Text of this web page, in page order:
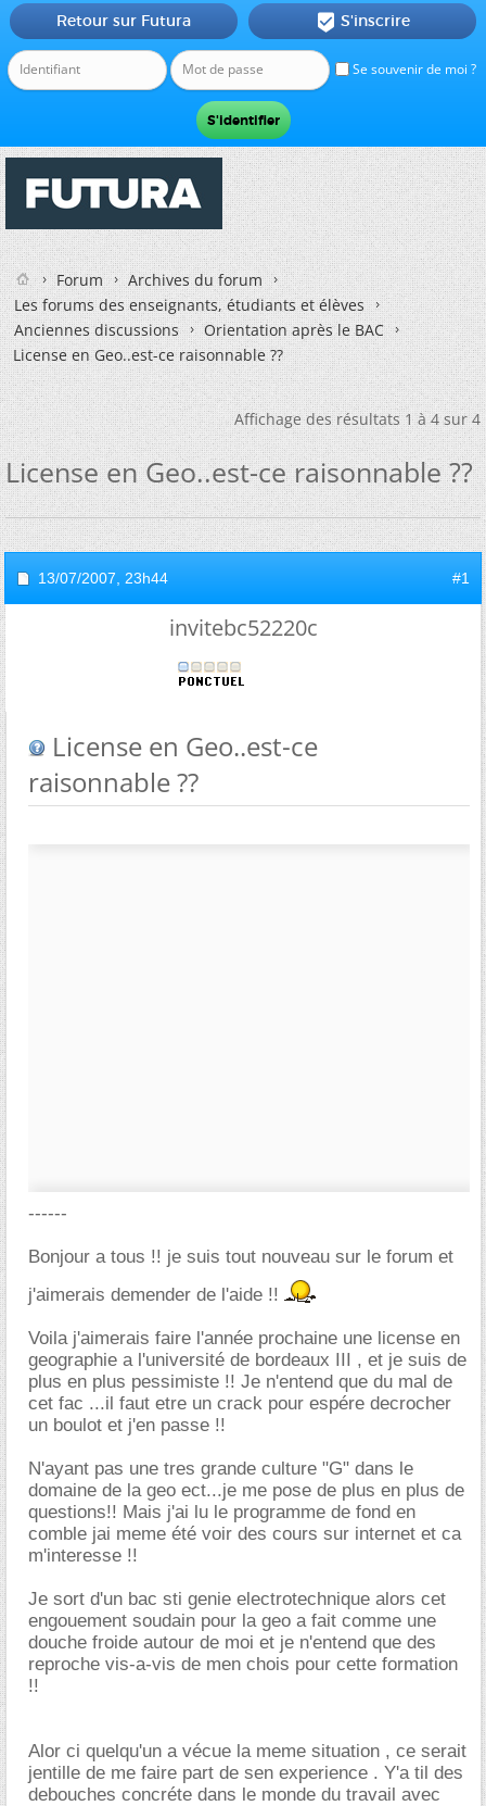
Se souvenir de moi ?
Retour sur Futura  S'inscrire
Forum
Archives du forum
Les forums des enseignants, étudiants et élèves
Anciennes discussions
Orientation après le BAC
License en Geo..est-ce raisonnable ??
Affichage des résultats 1 à 4 sur 4
License en Geo..est-ce raisonnable ??
13/07/2007, 23h44 #1
invitebc52220c
License en Geo..est-ce
raisonnable ??
------
Bonjour a tous !! je suis tout nouveau sur le forum et
j'aimerais demender de l'aide !!
Voila j'aimerais faire l'année prochaine une license en
geographie a l'université de bordeaux III , et je suis de
plus en plus pessimiste !! Je n'entend que du mal de
cet fac ...il faut etre un crack pour espére decrocher
un boulot et j'en passe !!
N'ayant pas une tres grande culture "G" dans le
domaine de la geo ect...je me pose de plus en plus de
questions!! Mais j'ai lu le programme de fond en
comble jai meme été voir des cours sur internet et ca
m'interesse !!
Je sort d'un bac sti genie electrotechnique alors cet
engouement soudain pour la geo a fait comme une
douche froide autour de moi et je n'entend que des
reproche vis-a-vis de men chois pour cette formation
!!
Alor ci quelqu'un a vécue la meme situation , ce serait
jentille de me faire part de sen experience . Y'a til des
debouches concréte dans le monde du travail avec